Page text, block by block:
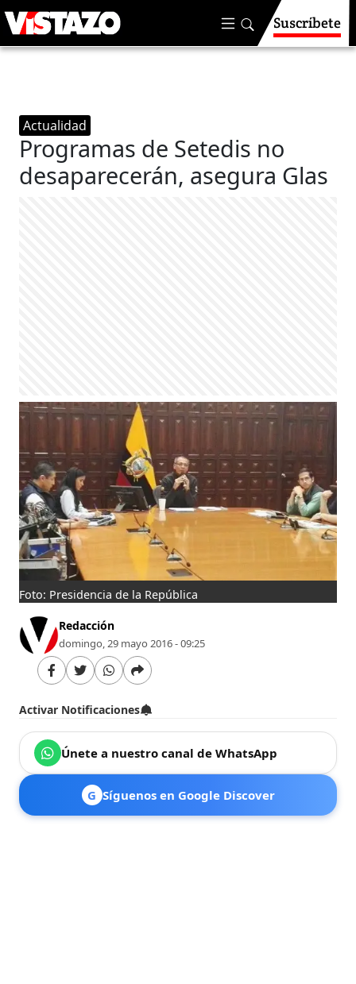
Suscríbete
Actualidad
Programas de Setedis no
desaparecerán, asegura Glas
Foto: Presidencia de la República
Redacción
domingo, 29 mayo 2016 - 09:25
Activar Notificaciones
Únete a nuestro canal de WhatsApp
G Síguenos en Google Discover